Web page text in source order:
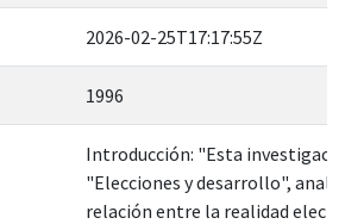
2026-02-25T17:17:55Z
1996
Introducción: "Esta
"Elecciones y desarrollo",
relación entre la realidad